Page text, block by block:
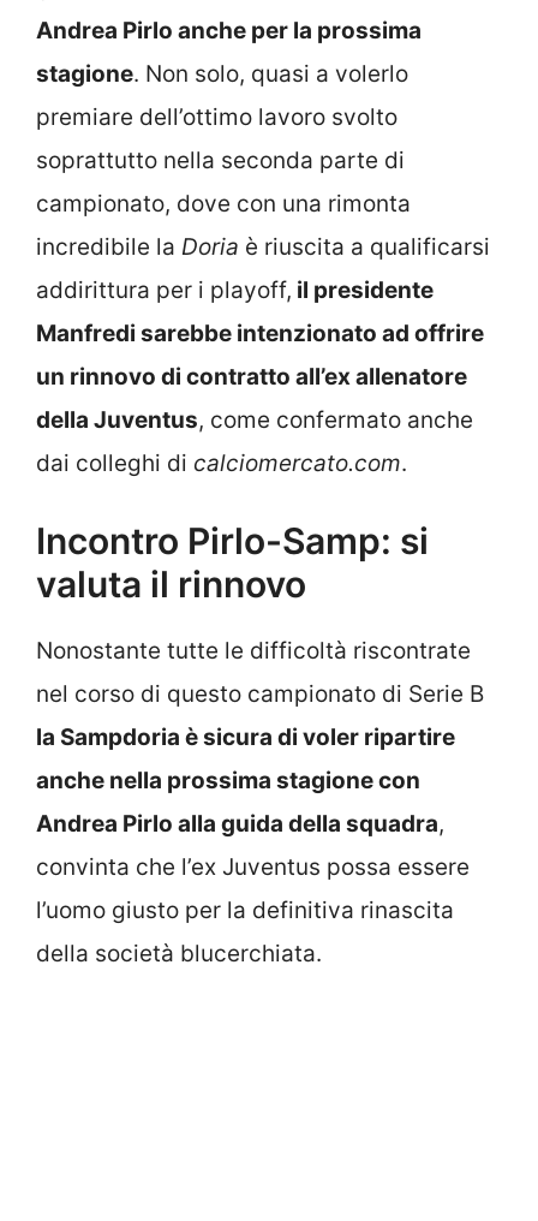
Andrea Pirlo anche per la prossima
stagione. Non solo, quasi a volerlo
premiare dell’ottimo lavoro svolto
soprattutto nella seconda parte di
campionato, dove con una rimonta
incredibile la Doria è riuscita a qualificarsi
addirittura per i playoff, il presidente
Manfredi sarebbe intenzionato ad offrire
un rinnovo di contratto all’ex allenatore
della Juventus, come confermato anche
dai colleghi di calciomercato.com.
Incontro Pirlo-Samp: si
valuta il rinnovo
Nonostante tutte le difficoltà riscontrate
nel corso di questo campionato di Serie B
la Sampdoria è sicura di voler ripartire
anche nella prossima stagione con
Andrea Pirlo alla guida della squadra,
convinta che l’ex Juventus possa essere
l’uomo giusto per la definitiva rinascita
della società blucerchiata.